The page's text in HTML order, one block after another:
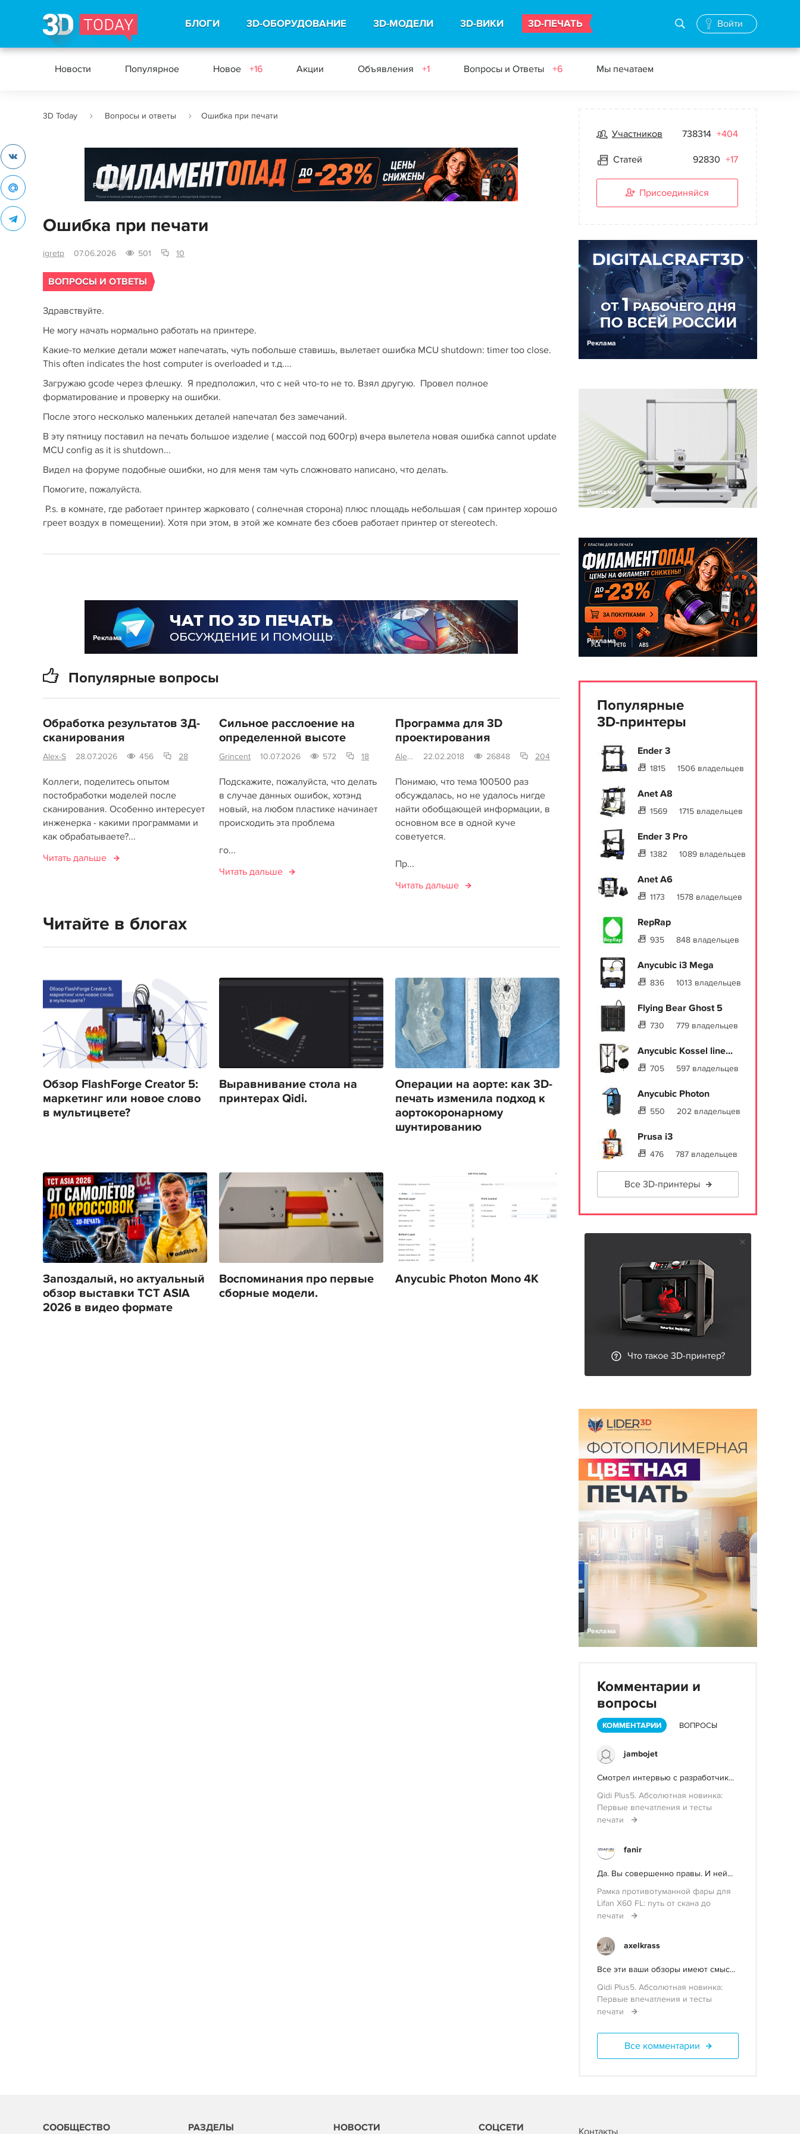
БЛОГИ 3D-ОБОРУДОВАНИЕ 3D-МОДЕЛИ 3D-ВИКИ 3D-ПЕЧАТЬ Войти
Новости Популярное Новое +16 Акции Объявления +1 Вопросы и Ответы +6 Мы печатаем
3D Today Вопросы и ответы Ошибка при печати
Реклама
Ошибка при печати
igretp 07.06.2026 501 10
ВОПРОСЫ И ОТВЕТЫ
Здравствуйте.
Не могу начать нормально работать на принтере.
Какие-то мелкие детали может напечатать, чуть побольше ставишь, вылетает ошибка MCU shutdown: timer too close.
This often indicates the host computer is overloaded и т.д....
Загружаю gcode через флешку. Я предположил, что с ней что-то не то. Взял другую. Провел полное
форматирование и проверку на ошибки.
После этого несколько маленьких деталей напечатал без замечаний.
В эту пятницу поставил на печать большое изделие ( массой под 600гр) вчера вылетела новая ошибка cannot update
MCU config as it is shutdown...
Видел на форуме подобные ошибки, но для меня там чуть сложновато написано, что делать.
Помогите, пожалуйста.
P.s. в комнате, где работает принтер жарковато ( солнечная сторона) плюс площадь небольшая ( сам принтер хорошо
греет воздух в помещении). Хотя при этом, в этой же комнате без сбоев работает принтер от stereotech.
Популярные вопросы
Обработка результатов 3Д-
сканирования
Alex-S 28.07.2026 456 28
Коллеги, поделитесь опытом
постобработки моделей после
сканирования. Особенно интересует
инженерка - какими программами и
как обрабатываете?...
Читать дальше
Сильное расслоение на
определенной высоте
Grincent 10.07.2026 572 18
Подскажите, пожалуйста, что делать
в случае данных ошибок, хотэнд
новый, на любом пластике начинает
происходить эта проблема
го...
Читать дальше
Программа для 3D
проектирования
Alex-S 22.02.2018 26848 204
Понимаю, что тема 100500 раз
обсуждалась, но не удалось нигде
найти обобщающей информации, в
основном все в одной куче
советуется.
Пр...
Читать дальше
Реклама
Читайте в блогах
Обзор FlashForge Creator 5:
маркетинг или новое слово
в мультицвете?
Выравнивание стола на
принтерах Qidi.
Операции на аорте: как 3D-
печать изменила подход к
аортокоронарному
шунтированию
Запоздалый, но актуальный
обзор выставки TCT ASIA
2026 в видео формате
Воспоминания про первые
сборные модели.
Anycubic Photon Mono 4K
Участников 738314 +404
Статей 92830 +17
Присоединяйся
Реклама
Реклама
Реклама
Популярные
3D-принтеры
Ender 3
1815 1506 владельцев
Anet A8
1569 1715 владельцев
Ender 3 Pro
1382 1089 владельцев
Anet A6
1173 1578 владельцев
RepRap
935 848 владельцев
Anycubic i3 Mega
836 1013 владельцев
Flying Bear Ghost 5
730 779 владельцев
Anycubic Kossel line...
705 597 владельцев
Anycubic Photon
550 202 владельцев
Prusa i3
476 787 владельцев
Все 3D-принтеры
Что такое 3D-принтер?
Реклама
Комментарии и
вопросы
КОММЕНТАРИИ ВОПРОСЫ
jambojet
Смотрел интервью с разработчик...
Qidi Plus5. Абсолютная новинка:
Первые впечатления и тесты
печати
fanir
Да. Вы совершенно правы. И ней...
Рамка противотуманной фары для
Lifan X60 FL: путь от скана до
печати
axelkrass
Все эти ваши обзоры имеют смыс...
Qidi Plus5. Абсолютная новинка:
Первые впечатления и тесты
печати
Все комментарии
СООБЩЕСТВО РАЗДЕЛЫ НОВОСТИ СОЦСЕТИ Контакты